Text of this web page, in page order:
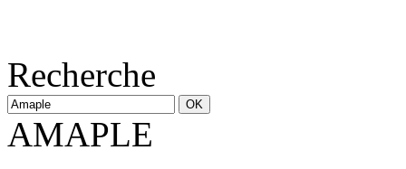
Recherche
AMAPLE